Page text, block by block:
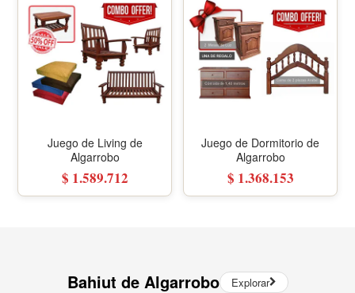
Juego de Living de
Algarrobo
$ 1.589.712
Juego de Dormitorio de
Algarrobo
$ 1.368.153